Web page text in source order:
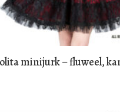
minijurk – fluweel,